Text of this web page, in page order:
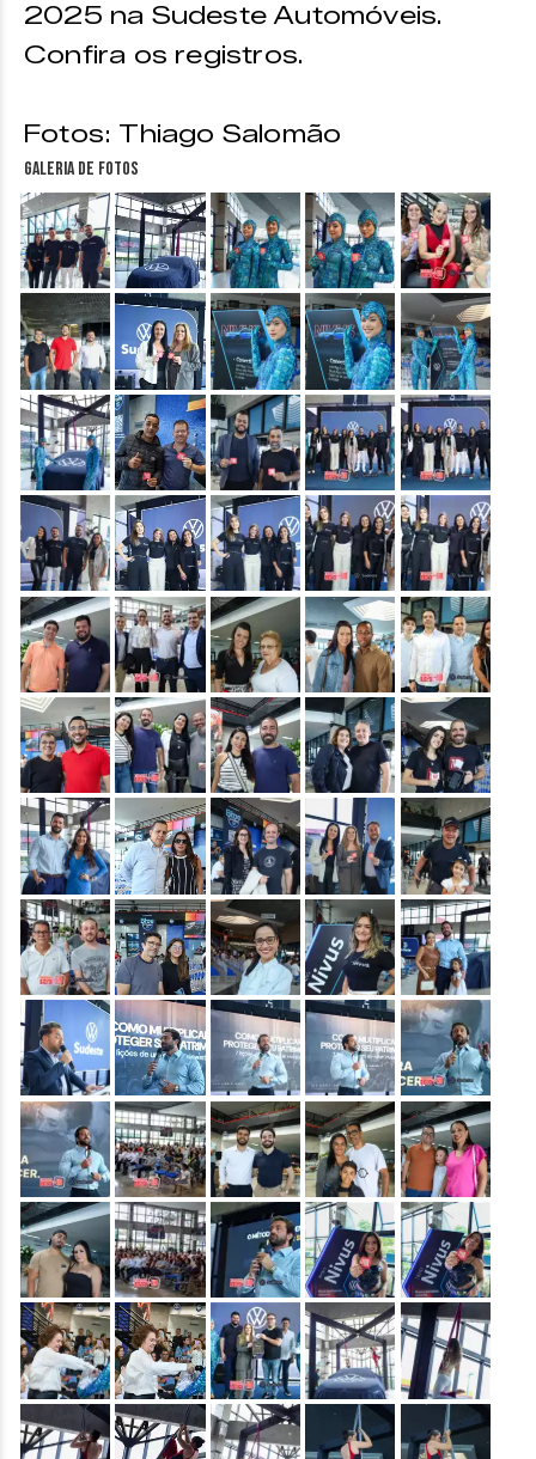
2025 na Sudeste Automóveis.
Confira os registros.
Fotos: Thiago Salomão
Galeria de fotos
&nbsp; &nbsp; &nbsp; &nbsp; &nbsp;
&nbsp; &nbsp; &nbsp; &nbsp; &nbsp;
&nbsp; &nbsp; &nbsp; &nbsp; &nbsp;
&nbsp; &nbsp; &nbsp; &nbsp; &nbsp;
&nbsp; &nbsp; &nbsp; &nbsp; &nbsp;
&nbsp; &nbsp; &nbsp; &nbsp; &nbsp;
&nbsp; &nbsp; &nbsp; &nbsp; &nbsp;
&nbsp; &nbsp; &nbsp; &nbsp; &nbsp;
&nbsp; &nbsp; &nbsp; &nbsp; &nbsp;
&nbsp; &nbsp; &nbsp; &nbsp; &nbsp;
&nbsp; &nbsp; &nbsp; &nbsp; &nbsp;
&nbsp; &nbsp; &nbsp; &nbsp; &nbsp;
&nbsp; &nbsp; &nbsp; &nbsp; &nbsp;